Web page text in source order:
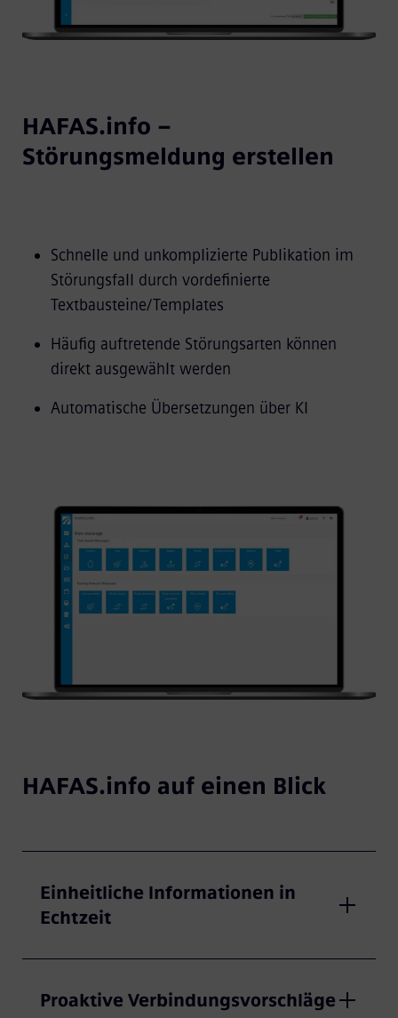
HAFAS.info –
Störungsmeldung erstellen
Schnelle und unkomplizierte Publikation im
Störungsfall durch vordefinierte
Textbausteine/Templates
Häufig auftretende Störungsarten können
direkt ausgewählt werden
Automatische Übersetzungen über KI
HAFAS.info auf einen Blick
Einheitliche Informationen in
Echtzeit
Proaktive Verbindungsvorschläge